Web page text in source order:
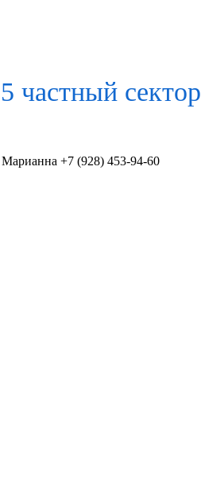
частный сектор
+7 (928) 453-94-60